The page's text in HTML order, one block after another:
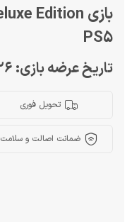
PS5
تاریخ عرضه بازی: 2026
تحویل فوری
ضمانت اصالت و سلامت